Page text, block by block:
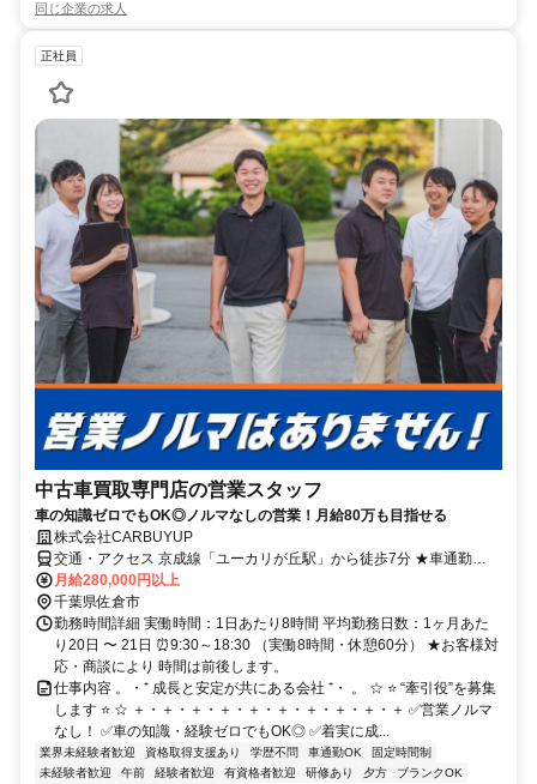
同じ企業の求人
正社員
中古車買取専門店の営業スタッフ
車の知識ゼロでもOK◎ノルマなしの営業！月給80万も目指せる
株式会社CARBUYUP
交通・アクセス 京成線「ユーカリが丘駅」から徒歩7分 ★車通勤
OK（駐車場完備）
月給280,000円以上
千葉県佐倉市
勤務時間詳細 実働時間：1日あたり8時間 平均勤務日数：1ヶ月あた
り20日 〜 21日 ⏰9:30～18:30 （実働8時間・休憩60分） ★お客様対
応・商談により 時間は前後します。
仕事内容 。・⁺ 成長と安定が共にある会社 ⁺・ 。 ☆ ⭐ “牽引役”を募集
します ⭐ ☆ ＋・＋・＋・＋・＋・＋・＋・＋・＋・＋ ✅営業ノルマ
なし！ ✅車の知識・経験ゼロでもOK◎ ✅着実に成...
業界未経験者歓迎 資格取得支援あり 学歴不問 車通勤OK
固定時間制
未経験者歓迎
午前 経験者歓迎 有資格者歓迎 研修あり 夕方
ブランクOK